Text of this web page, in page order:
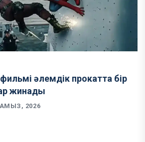
әлемдік прокатта бір
жинады
2026